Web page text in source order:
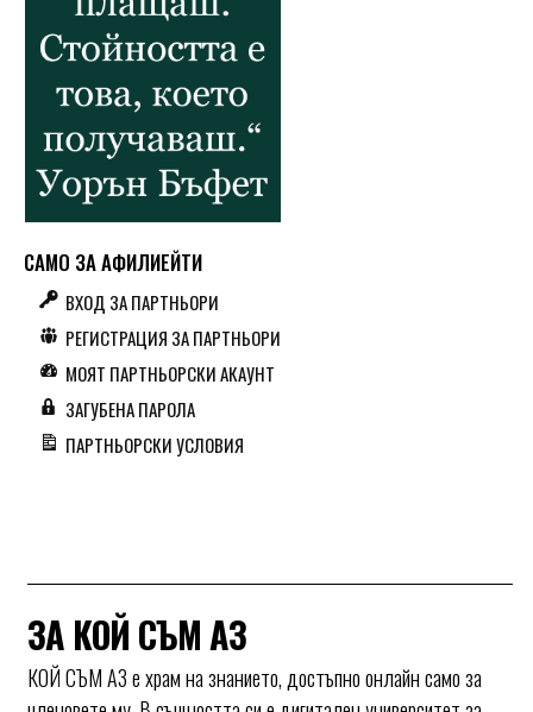
САМО ЗА АФИЛИЕЙТИ
ВХОД ЗА ПАРТНЬОРИ
РЕГИСТРАЦИЯ ЗА ПАРТНЬОРИ
МОЯТ ПАРТНЬОРСКИ АКАУНТ
ЗАГУБЕНА ПАРОЛА
ПАРТНЬОРСКИ УСЛОВИЯ
ЗА КОЙ СЪМ АЗ
КОЙ СЪМ АЗ е храм на знанието, достъпно онлайн само за